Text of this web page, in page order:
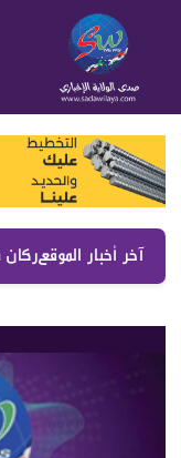
آخر أخبار الموقع :